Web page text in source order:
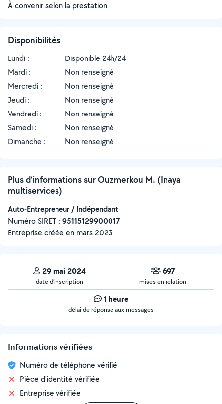
À convenir selon la prestation
Disponibilités
Lundi :
Disponible 24h/24
Mardi :
Non renseigné
Mercredi :
Non renseigné
Jeudi :
Non renseigné
Vendredi :
Non renseigné
Samedi :
Non renseigné
Dimanche :
Non renseigné
Plus d’informations sur Ouzmerkou M. (Inaya
multiservices)
Auto-Entrepreneur / Indépendant
Numéro SIRET : ‍95115129900017
Entreprise créée en mars 2023
29 mai 2024
date d’inscription
697
mises en relation
1 heure
délai de réponse aux messages
Informations vérifiées
Numéro de téléphone vérifié
Pièce d'identité vérifiée
Entreprise vérifiée